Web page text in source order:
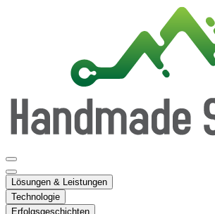
Lösungen & Leistungen
Technologie
Erfolgsgeschichten